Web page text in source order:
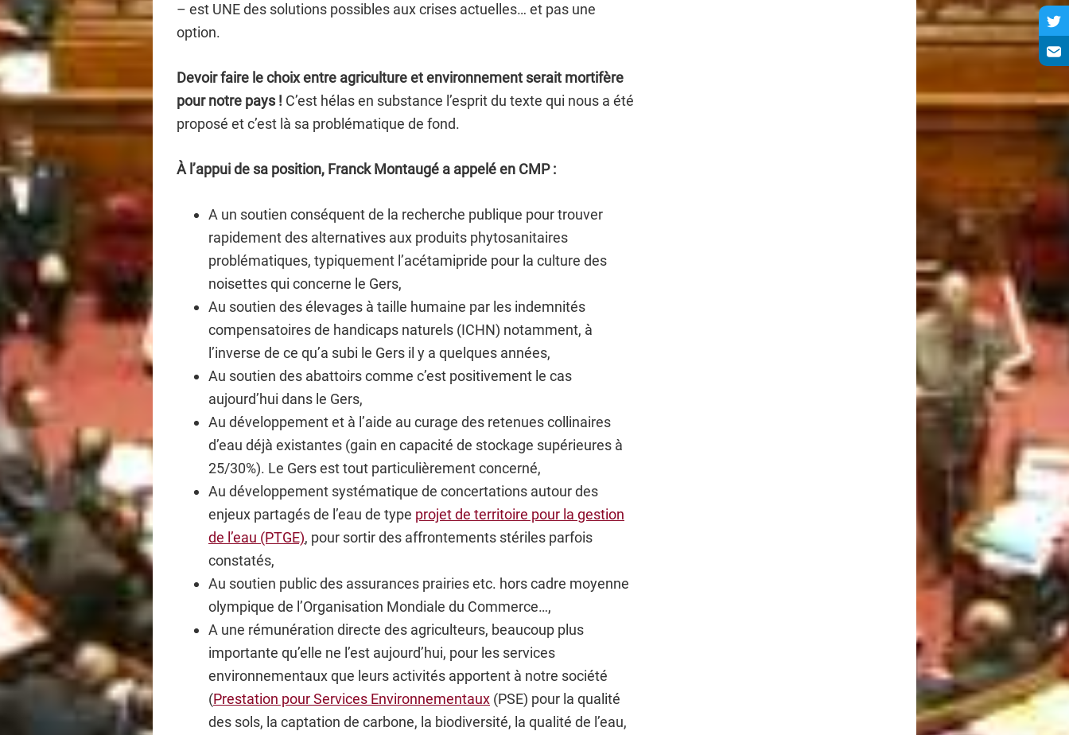
– est UNE des solutions possibles aux crises actuelles… et pas une
option.
Devoir faire le choix entre agriculture et environnement serait mortifère
pour notre pays ! C’est hélas en substance l’esprit du texte qui nous a été
proposé et c’est là sa problématique de fond.
À l’appui de sa position, Franck Montaugé a appelé en CMP :
A un soutien conséquent de la recherche publique pour trouver
rapidement des alternatives aux produits phytosanitaires
problématiques, typiquement l’acétamipride pour la culture des
noisettes qui concerne le Gers,
Au soutien des élevages à taille humaine par les indemnités
compensatoires de handicaps naturels (ICHN) notamment, à
l’inverse de ce qu’a subi le Gers il y a quelques années,
Au soutien des abattoirs comme c’est positivement le cas
aujourd’hui dans le Gers,
Au développement et à l’aide au curage des retenues collinaires
d’eau déjà existantes (gain en capacité de stockage supérieures à
25/30%). Le Gers est tout particulièrement concerné,
Au développement systématique de concertations autour des
enjeux partagés de l’eau de type projet de territoire pour la gestion
de l’eau (PTGE), pour sortir des affrontements stériles parfois
constatés,
Au soutien public des assurances prairies etc. hors cadre moyenne
olympique de l’Organisation Mondiale du Commerce…,
A une rémunération directe des agriculteurs, beaucoup plus
importante qu’elle ne l’est aujourd’hui, pour les services
environnementaux que leurs activités apportent à notre société
(Prestation pour Services Environnementaux (PSE) pour la qualité
des sols, la captation de carbone, la biodiversité, la qualité de l’eau,